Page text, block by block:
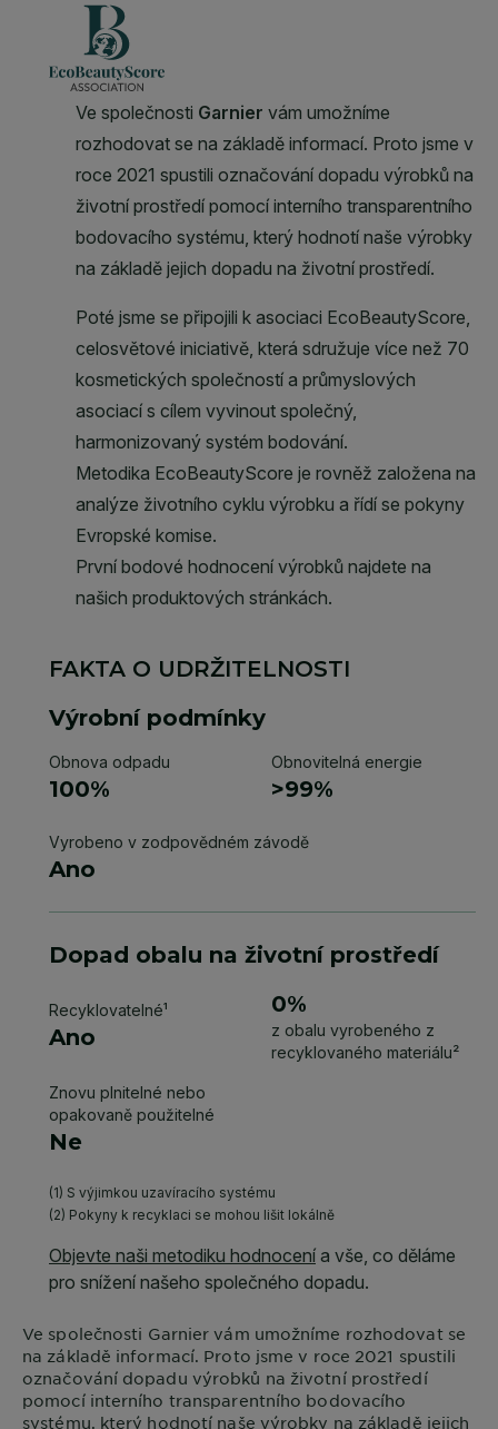
Ve společnosti Garnier vám umožníme rozhodovat se
na základě informací. Proto jsme v roce 2021 spustili
označování dopadu výrobků na životní prostředí
pomocí interního transparentního bodovacího
systému, který hodnotí naše výrobky na základě jejich